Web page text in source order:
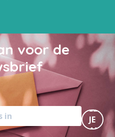
voor de
MELD
JE
AAN